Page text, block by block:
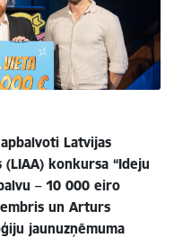
Latvijas
konkursa “Ideju
– 10 000 eiro
un Arturs
jaunuzņēmuma